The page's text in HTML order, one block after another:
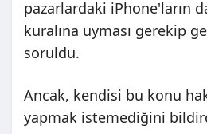
pazarlardaki iPhone'ların
kuralına uyması gerekip
soruldu.
Ancak, kendisi bu konu
yapmak istemediğini